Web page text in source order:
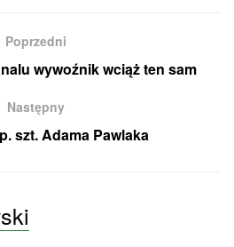
Poprzedni
wywoźnik wciąż ten sam
Następny
szt. Adama Pawlaka